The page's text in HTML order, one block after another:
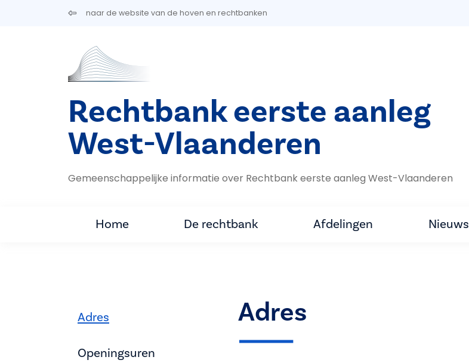
Overslaan en naar de inhoud gaannaar de website van de hoven en rechtbanken
Rechtbank eerste aanleg
West-Vlaanderen
Gemeenschappelijke informatie over Rechtbank eerste aanleg West-Vlaanderen
Home De rechtbank Afdelingen Nieuws
Adres
Openingsuren
Adres